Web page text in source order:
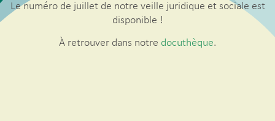
Le numéro de juillet de notre veille juridique et sociale est
disponible !
À retrouver dans notre docuthèque.